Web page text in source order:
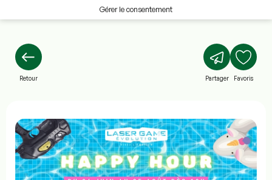
Gérer le consentement
Retour Partager Favoris